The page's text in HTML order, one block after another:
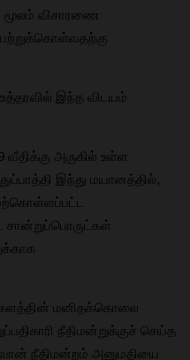
விசாரணை
இந்த விடயம்
அருகில் உள்ள
இந்து மயானத்தில்,
சான்றுப்பொருட்கள்
மனிதக்கொலை
நீதிமன்றுக்குச் செய்த
நீதிமன்றம் அனுமதியை